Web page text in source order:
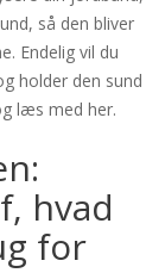
så den bliver
Endelig vil du
holder den sund
læs med her.
hvad
for